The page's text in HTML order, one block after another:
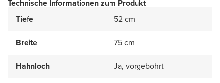
Technische Informationen zum Produkt
Tiefe
52 cm
Breite 75 cm
Hahnloch Ja, vorgebohrt